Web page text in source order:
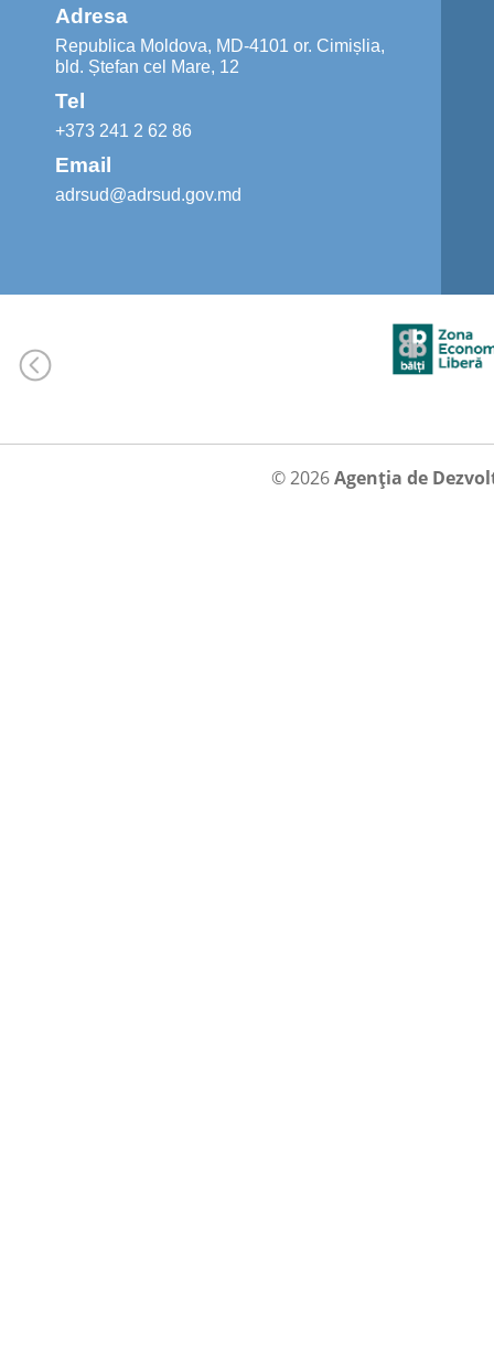
Adresa
Republica Moldova, MD-4101 or. Cimișlia,
bld. Ștefan cel Mare, 12
Tel
+373 241 2 62 86
Email
adrsud@adrsud.gov.md
© 2026Agenția de